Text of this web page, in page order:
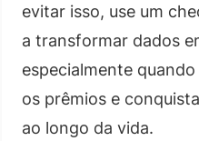
evitar isso, use um
a transformar dados
especialmente
os prêmios e
ao longo da vida.